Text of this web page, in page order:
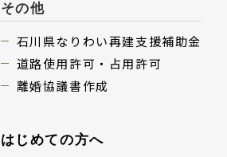
その他
⽯川県なりわい再建⽀援補助⾦
道路使用許可・占用許可
離婚協議書作成
はじめての⽅へ